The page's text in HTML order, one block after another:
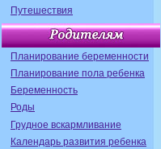
Путешествия
Планирование беременности
Планирование пола ребенка
Беременность
Роды
Грудное вскармливание
Календарь развития ребенка